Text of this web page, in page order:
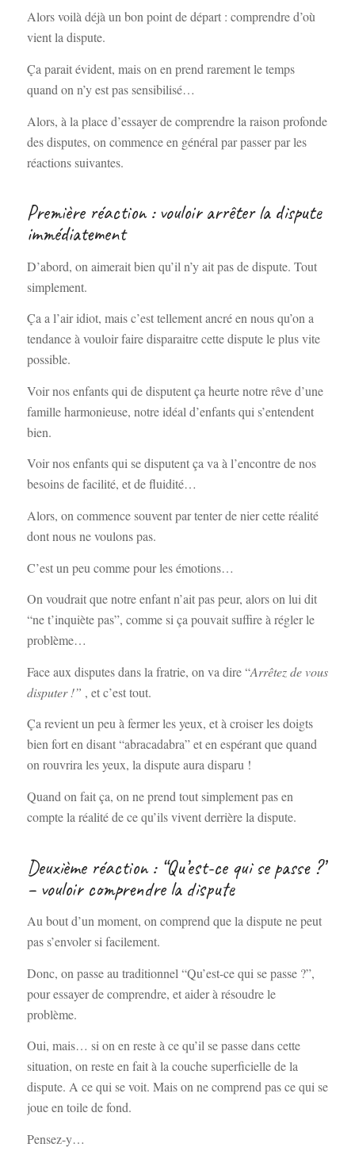
Alors voilà déjà un bon point de départ : comprendre d’où
vient la dispute.
Ça parait évident, mais on en prend rarement le temps
quand on n’y est pas sensibilisé…
Alors, à la place d’essayer de comprendre la raison profonde
des disputes, on commence en général par passer par les
réactions suivantes.
Première réaction : vouloir arrêter la dispute
immédiatement
D’abord, on aimerait bien qu’il n’y ait pas de dispute. Tout
simplement.
Ça a l’air idiot, mais c’est tellement ancré en nous qu’on a
tendance à vouloir faire disparaitre cette dispute le plus vite
possible.
Voir nos enfants qui de disputent ça heurte notre rêve d’une
famille harmonieuse, notre idéal d’enfants qui s’entendent
bien.
Voir nos enfants qui se disputent ça va à l’encontre de nos
besoins de facilité, et de fluidité…
Alors, on commence souvent par tenter de nier cette réalité
dont nous ne voulons pas.
C’est un peu comme pour les émotions…
On voudrait que notre enfant n’ait pas peur, alors on lui dit
“ne t’inquiète pas”, comme si ça pouvait suffire à régler le
problème…
Face aux disputes dans la fratrie, on va dire “Arrêtez de vous
disputer !” , et c’est tout.
Ça revient un peu à fermer les yeux, et à croiser les doigts
bien fort en disant “abracadabra” et en espérant que quand
on rouvrira les yeux, la dispute aura disparu !
Quand on fait ça, on ne prend tout simplement pas en
compte la réalité de ce qu’ils vivent derrière la dispute.
Deuxième réaction : “Qu’est-ce qui se passe ?”
– vouloir comprendre la dispute
Au bout d’un moment, on comprend que la dispute ne peut
pas s’envoler si facilement.
Donc, on passe au traditionnel “Qu’est-ce qui se passe ?”,
pour essayer de comprendre, et aider à résoudre le
problème.
Oui, mais… si on en reste à ce qu’il se passe dans cette
situation, on reste en fait à la couche superficielle de la
dispute. A ce qui se voit. Mais on ne comprend pas ce qui se
joue en toile de fond.
Pensez-y…